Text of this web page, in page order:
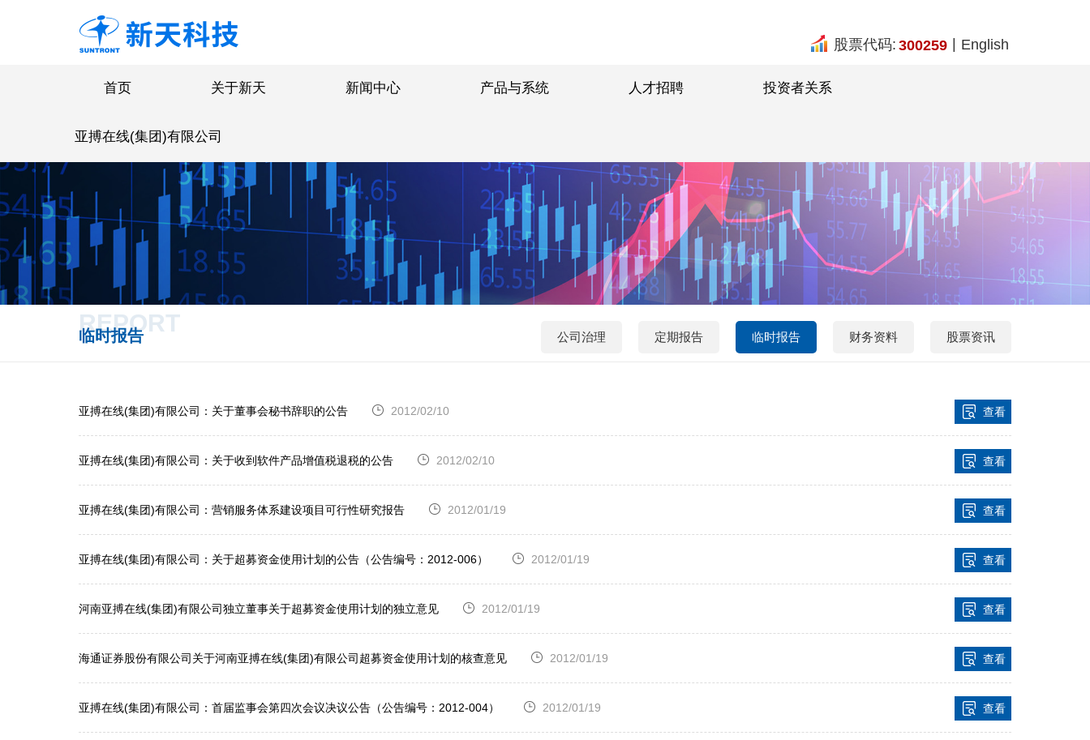
股票代码: 300259 English
首页 关于新天 新闻中心 产品与系统 人才招聘 投资者关系
亚搏在线(集团)有限公司
REPORT
临时报告 公司治理 定期报告 临时报告 财务资料 股票资讯
亚搏在线(集团)有限公司：关于董事会秘书辞职的公告 2012/02/10 查看
亚搏在线(集团)有限公司：关于收到软件产品增值税退税的公告 2012/02/10 查看
亚搏在线(集团)有限公司：营销服务体系建设项目可行性研究报告 2012/01/19 查看
亚搏在线(集团)有限公司：关于超募资金使用计划的公告（公告编号：2012-006） 2012/01/19 查看
河南亚搏在线(集团)有限公司独立董事关于超募资金使用计划的独立意见 2012/01/19 查看
海通证券股份有限公司关于河南亚搏在线(集团)有限公司超募资金使用计划的核查意见 2012/01/19 查看
亚搏在线(集团)有限公司：首届监事会第四次会议决议公告（公告编号：2012-004） 2012/01/19 查看